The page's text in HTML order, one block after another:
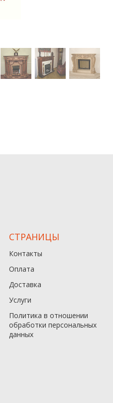
СТРАНИЦЫ
Контакты
Оплата
Доставка
Услуги
Политика в отношении
обработки персональных
данныx